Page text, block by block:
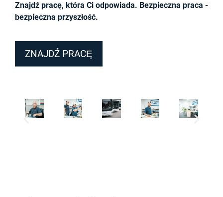
Znajdź pracę, która Ci odpowiada. Bezpieczna praca -
bezpieczna przyszłość.
ZNAJDŹ PRACĘ